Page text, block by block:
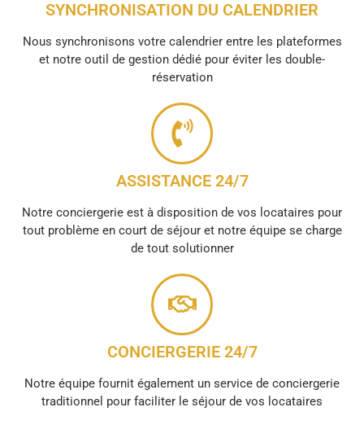
SYNCHRONISATION DU CALENDRIER
Nous synchronisons votre calendrier entre les plateformes
et notre outil de gestion dédié pour éviter les double-
réservation
ASSISTANCE 24/7
Notre conciergerie est à disposition de vos locataires pour
tout problème en court de séjour et notre équipe se charge
de tout solutionner
CONCIERGERIE 24/7
Notre équipe fournit également un service de conciergerie
traditionnel pour faciliter le séjour de vos locataires